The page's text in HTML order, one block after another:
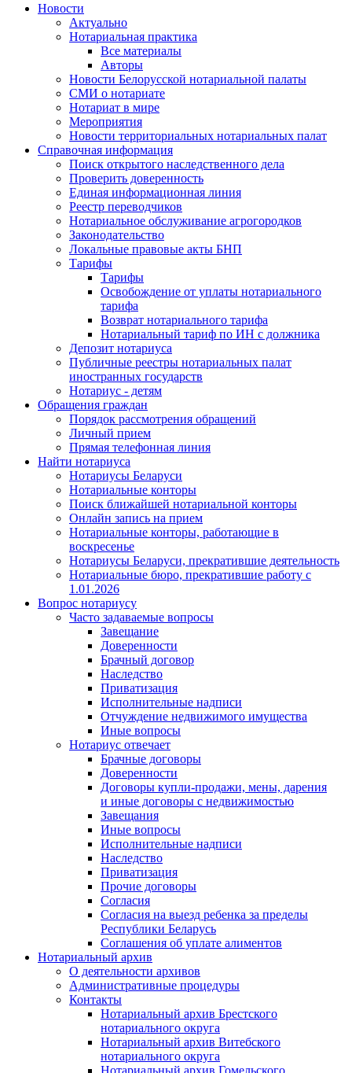
Новости
Актуально
Нотариальная практика
Все материалы
Авторы
Новости Белорусской нотариальной палаты
СМИ о нотариате
Нотариат в мире
Мероприятия
Новости территориальных нотариальных палат
Справочная информация
Поиск открытого наследственного дела
Проверить доверенность
Единая информационная линия
Реестр переводчиков
Нотариальное обслуживание агрогородков
Законодательство
Локальные правовые акты БНП
Тарифы
Тарифы
Освобождение от уплаты нотариального
тарифа
Возврат нотариального тарифа
Нотариальный тариф по ИН с должника
Депозит нотариуса
Публичные реестры нотариальных палат
иностранных государств
Нотариус - детям
Обращения граждан
Порядок рассмотрения обращений
Личный прием
Прямая телефонная линия
Найти нотариуса
Нотариусы Беларуси
Нотариальные конторы
Поиск ближайшей нотариальной конторы
Онлайн запись на прием
Нотариальные конторы, работающие в
воскресенье
Нотариусы Беларуси, прекратившие деятельность
Нотариальные бюро, прекратившие работу с
1.01.2026
Вопрос нотариусу
Часто задаваемые вопросы
Завещание
Доверенности
Брачный договор
Наследство
Приватизация
Исполнительные надписи
Отчуждение недвижимого имущества
Иные вопросы
Нотариус отвечает
Брачные договоры
Доверенности
Договоры купли-продажи, мены, дарения
и иные договоры с недвижимостью
Завещания
Иные вопросы
Исполнительные надписи
Наследство
Приватизация
Прочие договоры
Согласия
Согласия на выезд ребенка за пределы
Республики Беларусь
Соглашения об уплате алиментов
Нотариальный архив
О деятельности архивов
Административные процедуры
Контакты
Нотариальный архив Брестского
нотариального округа
Нотариальный архив Витебского
нотариального округа
Нотариальный архив Гомельского